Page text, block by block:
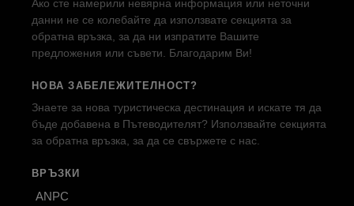
Ако сте намерили невярна информация или неточни
данни не се колебайте да използвате секцията за
обратна връзка, за да ни изпратите Вашите
предложения или съвети. Благодарим Ви!
НОВА ЗАБЕЛЕЖИТЕЛНОСТ?
Знаете за нова туристическа дестинация и искате тя да
бъде добавена в Пътеводителят? Използвайте секцията
за обратна връзка, за да се свържете с нас.
ВРЪЗКИ
ANPC